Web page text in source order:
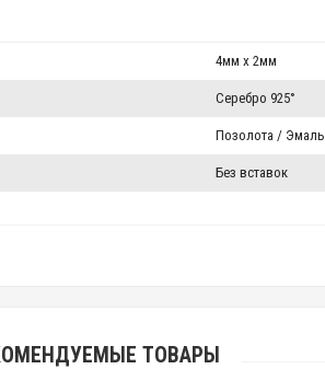
4мм x 2мм
Серебро 925°
Позолота / Эмаль
Без вставок
ТОВАРЫ